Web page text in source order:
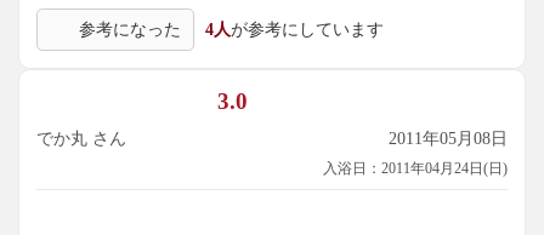
参考になった 4人が参考にしています
3.0
でか丸 さん 2011年05月08日
入浴日：2011年04月24日(日)